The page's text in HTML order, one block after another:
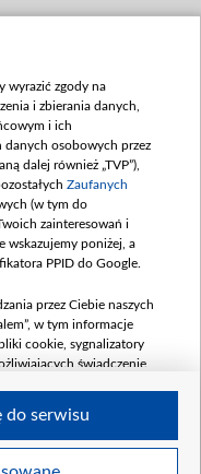
PLN
350
PLN
2025
PLN
2026 (wpłata
mln, 8
PLN
wyrazić zgody na
i zbierania danych,
i ich
danych osobowych przez
dalej również „TVP”),
Zaufanych
(w tym do
zainteresowań i
wskazujemy poniżej, a
PPID do Google.
przez Ciebie naszych
w tym informacje
cookie, sygnalizatory
świadczenie
przez Ciebie
do serwisu